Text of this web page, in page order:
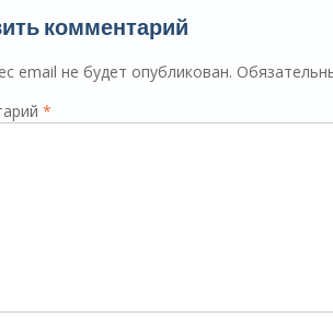
комментарий
email не будет опубликован.
*